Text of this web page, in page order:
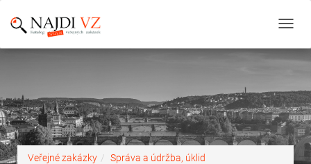
Veřejné zakázky
Správa a údržba, úklid